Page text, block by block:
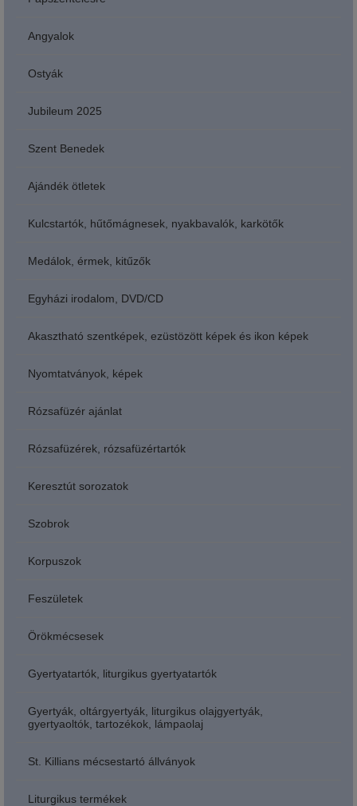
Angyalok
Ostyák
Jubileum 2025
Szent Benedek
Ajándék ötletek
Kulcstartók, hűtőmágnesek, nyakbavalók, karkötők
Medálok, érmek, kitűzők
Egyházi irodalom, DVD/CD
Akasztható szentképek, ezüstözött képek és ikon képek
Nyomtatványok, képek
Rózsafüzér ajánlat
Rózsafüzérek, rózsafüzértartók
Keresztút sorozatok
Szobrok
Korpuszok
Feszületek
Örökmécsesek
Gyertyatartók, liturgikus gyertyatartók
Gyertyák, oltárgyertyák, liturgikus olajgyertyák,
gyertyaoltók, tartozékok, lámpaolaj
St. Killians mécsestartó állványok
Liturgikus termékek